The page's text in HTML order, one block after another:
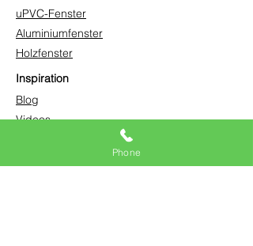
uPVC-Fenster
Aluminiumfenster
Holzfenster
Inspiration
Blog
Videos
ProduktbroschürenPhone